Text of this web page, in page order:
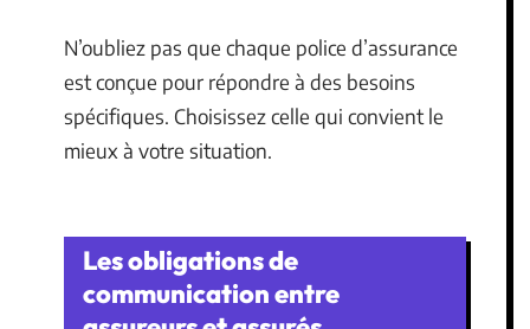
N’oubliez pas que chaque police d’assurance
est conçue pour répondre à des besoins
spécifiques. Choisissez celle qui convient le
mieux à votre situation.
Les obligations de
communication entre